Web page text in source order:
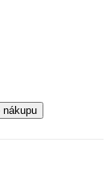
nákupu